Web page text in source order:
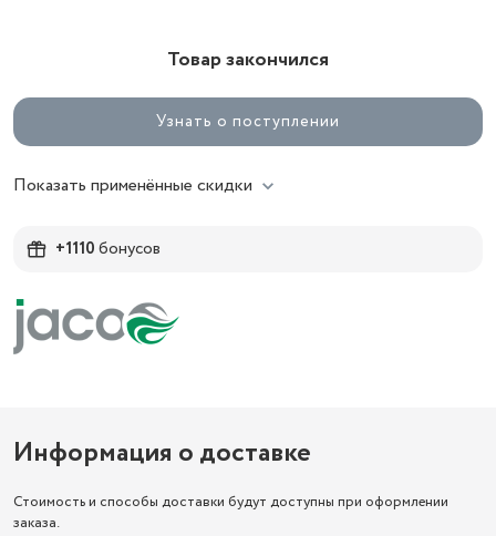
Товар закончился
Узнать о поступлении
Показать применённые скидки
+1110бонусов
Информация о доставке
Стоимость и способы доставки будут доступны при оформлении
заказа.